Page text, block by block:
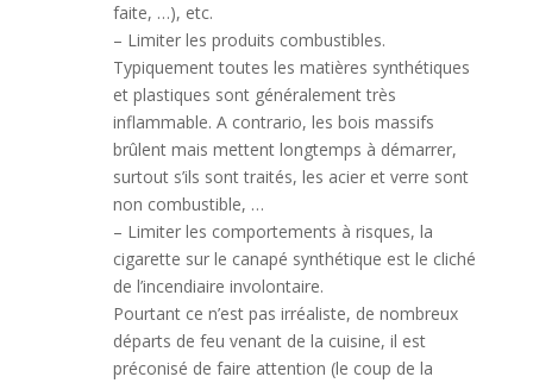
faite, …), etc.
– Limiter les produits combustibles.
Typiquement toutes les matières synthétiques
et plastiques sont généralement très
inflammable. A contrario, les bois massifs
brûlent mais mettent longtemps à démarrer,
surtout s’ils sont traités, les acier et verre sont
non combustible, …
– Limiter les comportements à risques, la
cigarette sur le canapé synthétique est le cliché
de l’incendiaire involontaire.
Pourtant ce n’est pas irréaliste, de nombreux
départs de feu venant de la cuisine, il est
préconisé de faire attention (le coup de la